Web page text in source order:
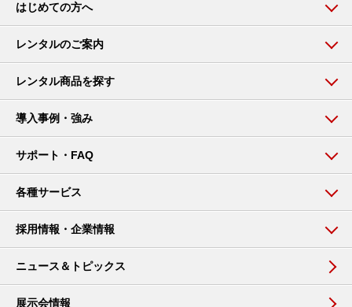
はじめての方へ
レンタルのご案内
レンタル商品を探す
導入事例・強み
サポート・FAQ
各種サービス
採用情報・企業情報
ニュース＆トピックス
展示会情報